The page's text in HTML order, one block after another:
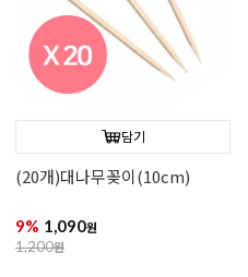
담기
(20개)대나무꽂이(10cm)
9% 1,090원
1,200원